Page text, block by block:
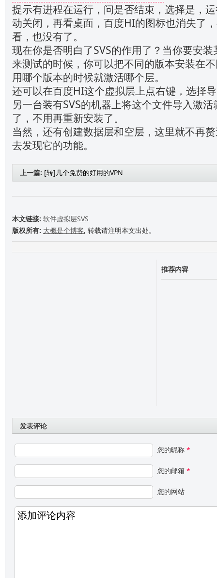
提示有进程在运行，问是否结束，选择是，
动关闭，再看桌面，百度HI的图标也消失了
看，也没有了。
现在你是否明白了SVS的作用了？当你要安
来测试的时候，你可以把不同的版本安装在
用哪个版本的时候就激活哪个层。
还可以在百度HI这个虚拟层上点右键，选择
另一台装有SVS的机器上将这个文件导入激
了，不用再重新安装了。
当然，还有创建数据层和空层，这里就不再
去发现它的功能。
上一篇: [转]几个免费的好用的VPN
本文链接: 软件虚拟层SVS
版权所有: 大概是个博客, 转载请注明本文出处。
推荐内容
发表评论
您的昵称 *
您的邮箱 *
您的网站